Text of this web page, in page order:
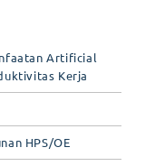
Artificial
Kerja
HPS/OE